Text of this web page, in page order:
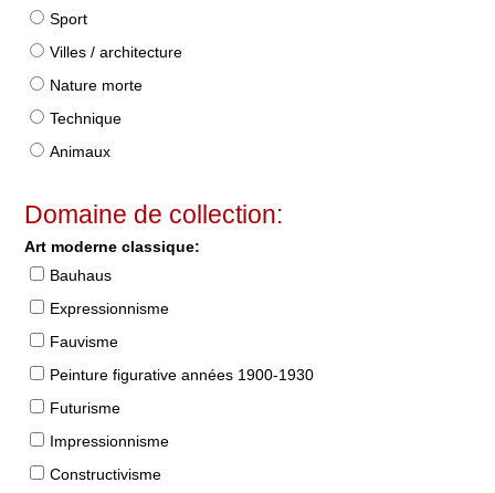
Sport
Villes / architecture
Nature morte
Technique
Animaux
Domaine de collection:
Art moderne classique:
Bauhaus
Expressionnisme
Fauvisme
Peinture figurative années 1900-1930
Futurisme
Impressionnisme
Constructivisme